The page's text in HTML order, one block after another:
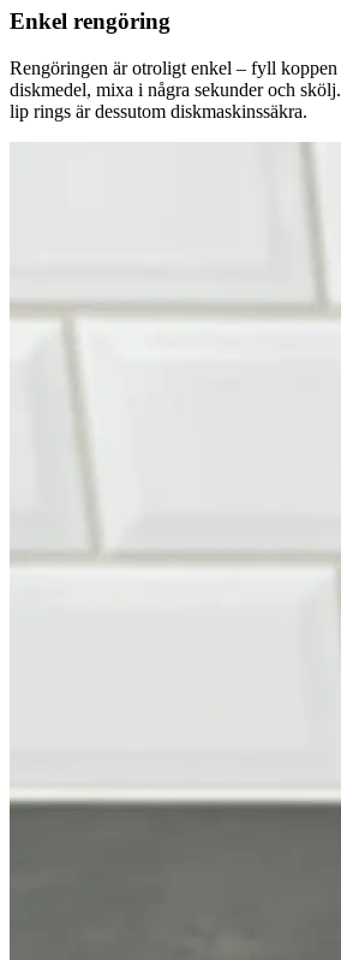
Enkel rengöring
Rengöringen är otroligt enkel – fyll koppen
diskmedel, mixa i några sekunder och
lip rings är dessutom diskmaskinssäkra.